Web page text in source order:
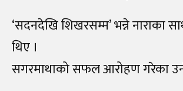
‘सदनदेखि शिखरसम्म’ भन्ने नाराका
थिए ।
सगरमाथाको सफल आरोहण गरेका